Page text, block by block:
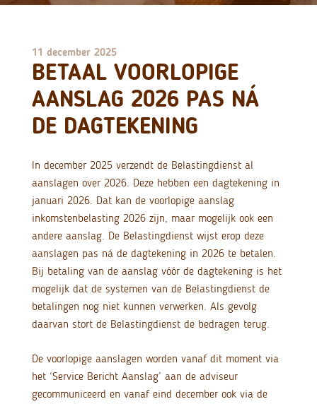
11 december 2025
BETAAL VOORLOPIGE
AANSLAG 2026 PAS NÁ
DE DAGTEKENING
In december 2025 verzendt de Belastingdienst al
aanslagen over 2026. Deze hebben een dagtekening in
januari 2026. Dat kan de voorlopige aanslag
inkomstenbelasting 2026 zijn, maar mogelijk ook een
andere aanslag. De Belastingdienst wijst erop deze
aanslagen pas ná de dagtekening in 2026 te betalen.
Bij betaling van de aanslag vóór de dagtekening is het
mogelijk dat de systemen van de Belastingdienst de
betalingen nog niet kunnen verwerken. Als gevolg
daarvan stort de Belastingdienst de bedragen terug.
De voorlopige aanslagen worden vanaf dit moment via
het ‘Service Bericht Aanslag’ aan de adviseur
gecommuniceerd en vanaf eind december ook via de